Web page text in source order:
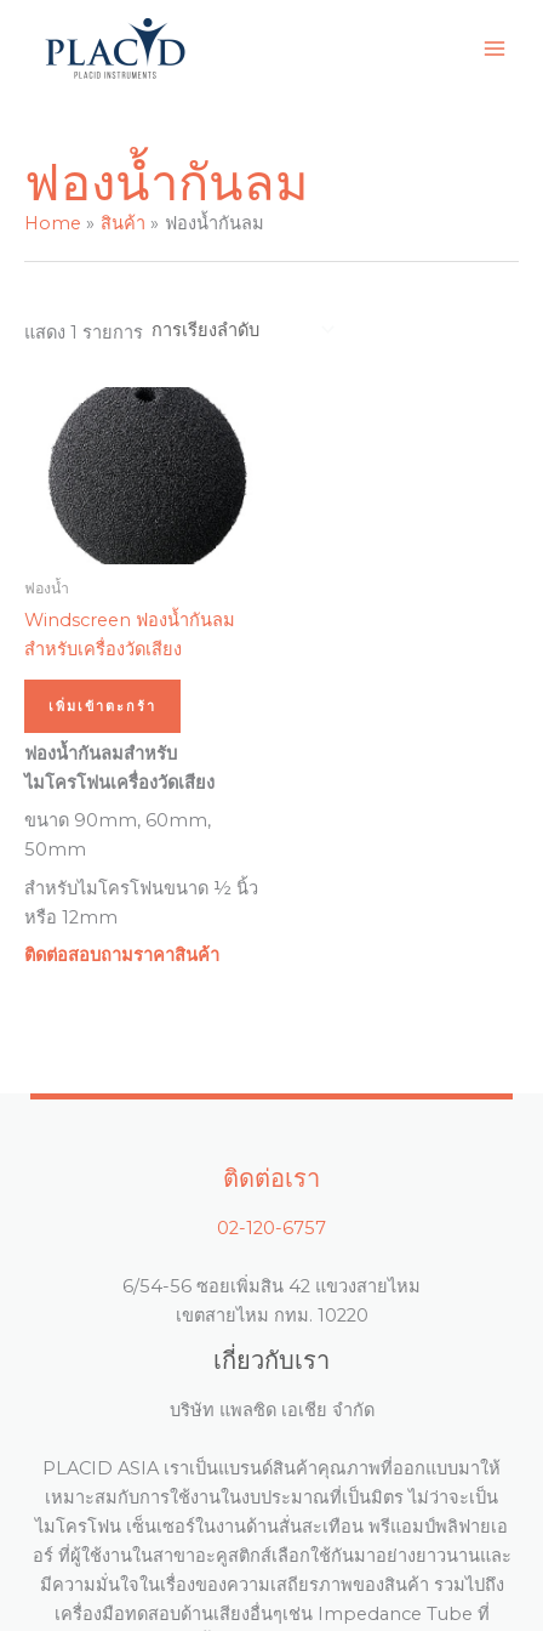
content
ฟองน้ำกันลม
Home สินค้า ฟองน้ำกันลม
แสดง 1 รายการ
ฟองน้ำ
Windscreen ฟองน้ำกันลม
สำหรับเครื่องวัดเสียง
เพิ่มเข้าตะกร้า
ฟองน้ำกันลมสำหรับ
ไมโครโฟนเครื่องวัดเสียง
ขนาด 90mm, 60mm,
50mm
สำหรับไมโครโฟนขนาด ½ นิ้ว
หรือ 12mm
ติดต่อสอบถามราคาสินค้า
ติดต่อเรา
02-120-6757
6/54-56 ซอยเพิ่มสิน 42 แขวงสายไหม
เขตสายไหม กทม. 10220
เกี่ยวกับเรา
บริษัท แพลซิด เอเชีย จำกัด
PLACID ASIA เราเป็นแบรนด์สินค้าคุณภาพที่ออกแบบมาให้
เหมาะสมกับการใช้งานในงบประมาณที่เป็นมิตร ไม่ว่าจะเป็น
ไมโครโฟน เซ็นเซอร์ในงานด้านสั่นสะเทือน พรีแอมป์พลิฟายเอ
อร์ ที่ผู้ใช้งานในสาขาอะคูสติกส์เลือกใช้กันมาอย่างยาวนานและ
มีความมั่นใจในเรื่องของความเสถียรภาพของสินค้า รวมไปถึง
เครื่องมือทดสอบด้านเสียงอื่นๆเช่น Impedance Tube ที่